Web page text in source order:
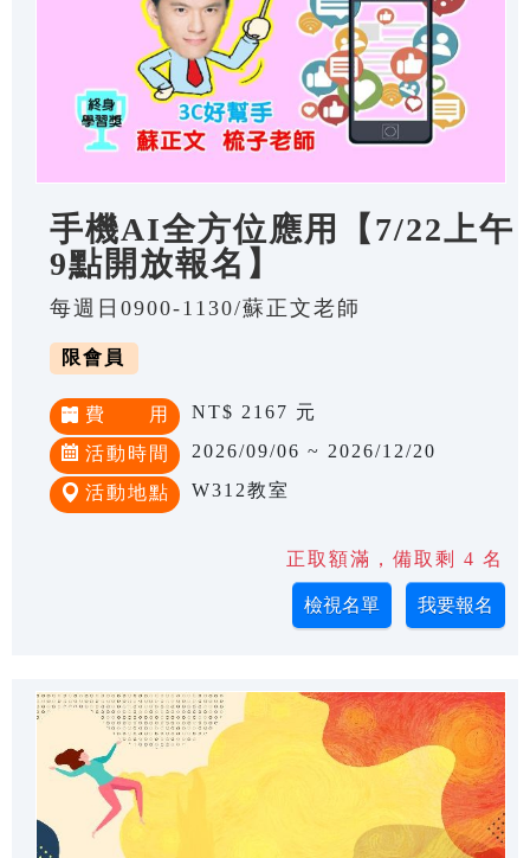
手機AI全方位應用【7/22上午
9點開放報名】
每週日0900-1130/蘇正文老師
限會員
費 用 NT$ 2167 元
活動時間 2026/09/06 ~ 2026/12/20
活動地點 W312教室
正取額滿，備取剩 4 名